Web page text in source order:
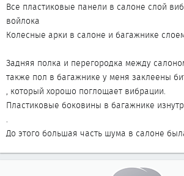
Все пластиковые панели в салоне слой
войлока
Колесные арки в салоне и багажнике
Задняя полка и перегородка между
также пол в багажнике у меня заклеены
, который хорошо поглощает вибрации.
Пластиковые боковины в багажнике
.
До этого большая часть шума в салоне